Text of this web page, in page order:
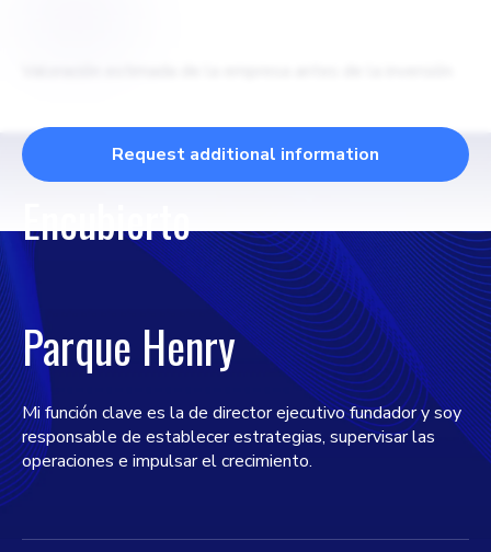
Request additional information
Encubierto
Parque Henry
Mi función clave es la de director ejecutivo fundador y soy
responsable de establecer estrategias, supervisar las
operaciones e impulsar el crecimiento.